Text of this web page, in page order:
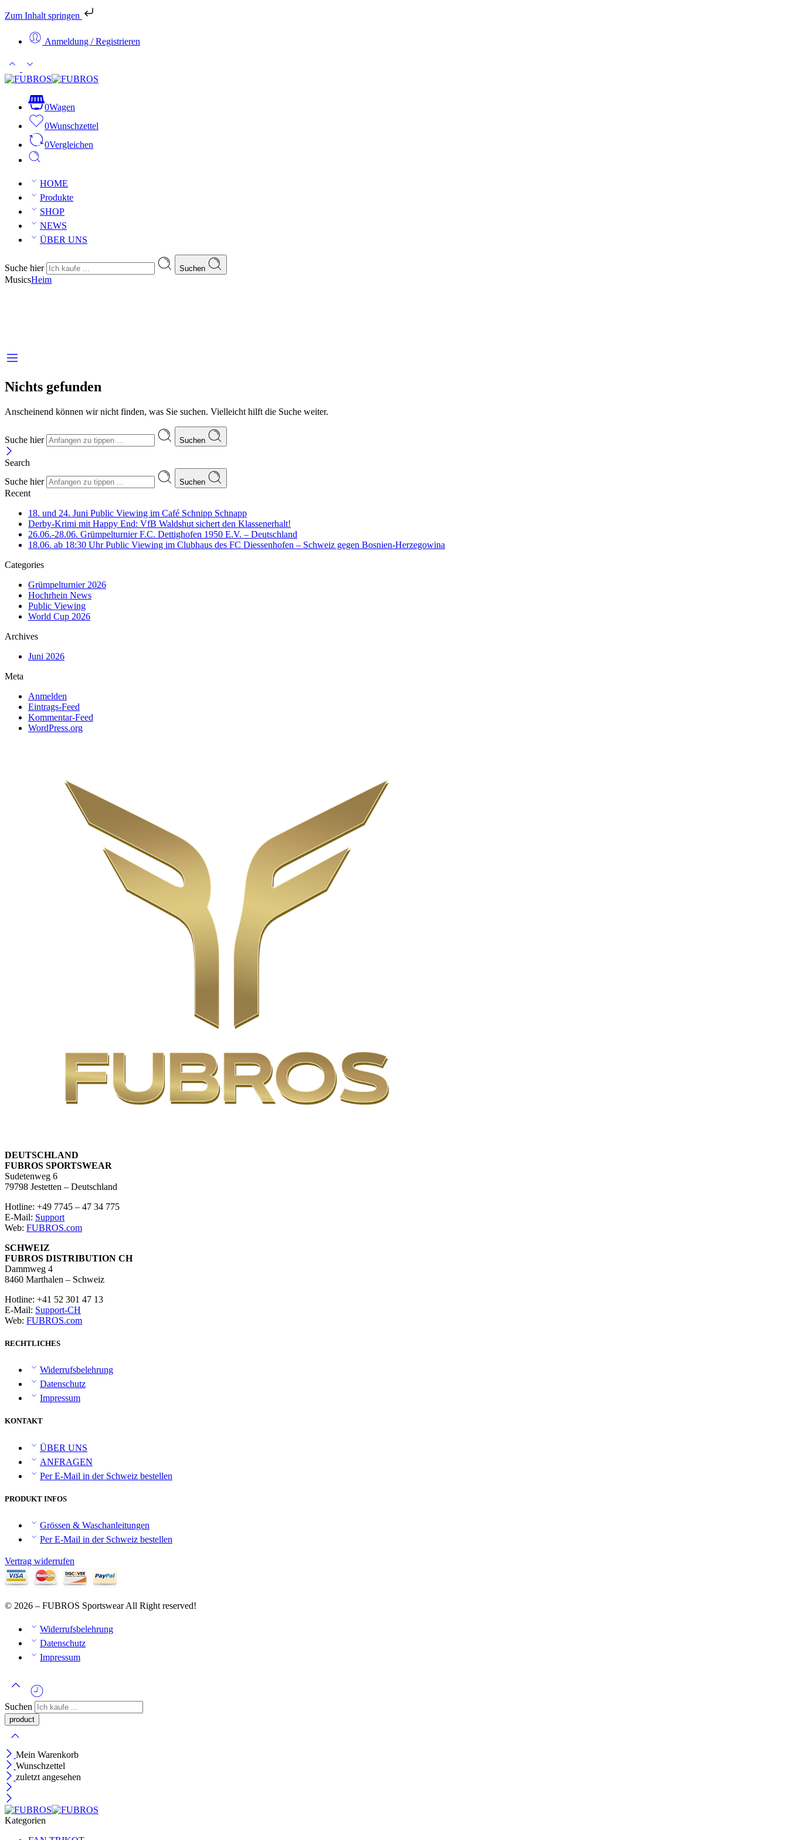
Zum Inhalt springen
Anmeldung / Registrieren
0Wagen
0Wunschzettel
0Vergleichen
HOME
Produkte
SHOP
NEWS
ÜBER UNS
Suche hier Suchen
MusicsHeim
Nichts gefunden
Anscheinend können wir nicht finden, was Sie suchen. Vielleicht hilft die Suche weiter.
Suche hier Suchen
Search
Suche hier
Suchen
Recent
18. und 24. Juni Public Viewing im Café Schnipp Schnapp
Derby-Krimi mit Happy End: VfB Waldshut sichert den Klassenerhalt!
26.06.-28.06. Grümpelturnier F.C. Dettighofen 1950 E.V. – Deutschland
18.06. ab 18:30 Uhr Public Viewing im Clubhaus des FC Diessenhofen – Schweiz gegen Bosnien-Herzegowina
Categories
Grümpelturnier 2026
Hochrhein News
Public Viewing
World Cup 2026
Archives
Juni 2026
Meta
Anmelden
Eintrags-Feed
Kommentar-Feed
WordPress.org
DEUTSCHLAND
FUBROS SPORTSWEAR
Sudetenweg 6
79798 Jestetten – Deutschland
Hotline: +49 7745 – 47 34 775
E-Mail: Support
Web: FUBROS.com
SCHWEIZ
FUBROS DISTRIBUTION CH
Dammweg 4
8460 Marthalen – Schweiz
Hotline: +41 52 301 47 13
E-Mail: Support-CH
Web: FUBROS.com
RECHTLICHES
Widerrufsbelehrung
Datenschutz
Impressum
KONTAKT
ÜBER UNS
ANFRAGEN
Per E-Mail in der Schweiz bestellen
PRODUKT INFOS
Grössen & Waschanleitungen
Per E-Mail in der Schweiz bestellen
Vertrag widerrufen
© 2026 – FUBROS Sportswear All Right reserved!
Widerrufsbelehrung
Datenschutz
Impressum
Suchen
Mein Warenkorb
Wunschzettel
zuletzt angesehen
Kategorien